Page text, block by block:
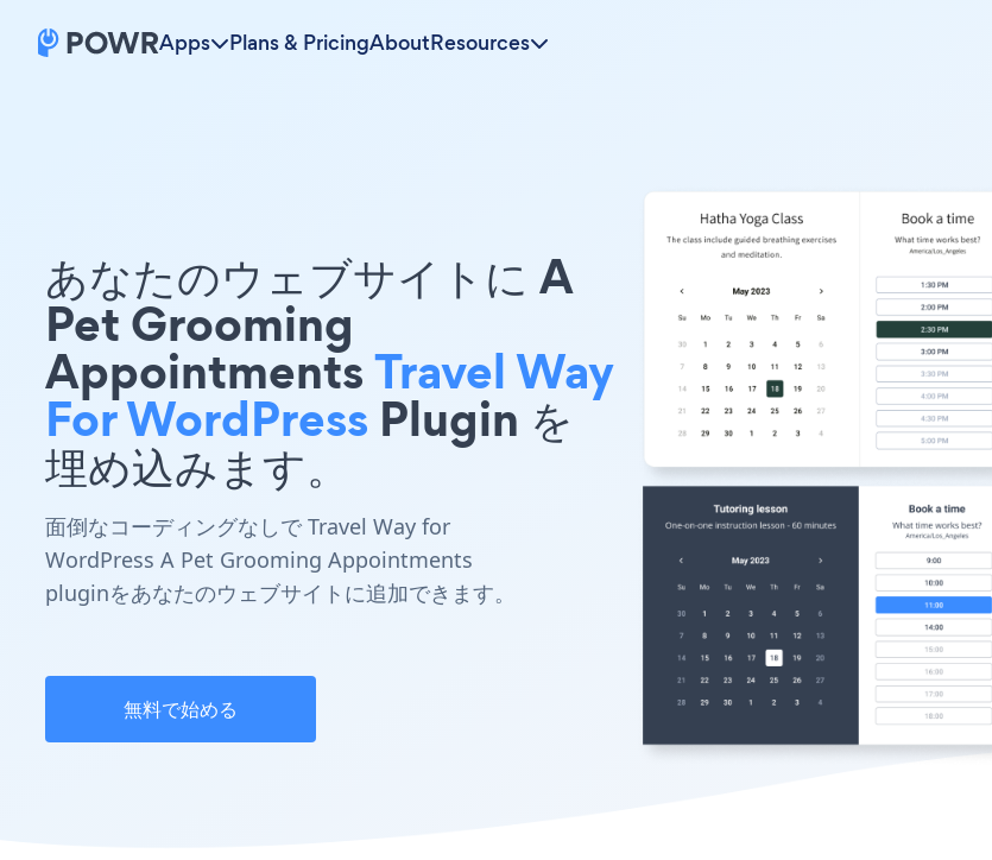
Apps Plans & PricingAboutResources
あなたのウェブサイトに A
Pet Grooming
AppointmentsTravel Way
For WordPress Plugin を
埋め込みます。
面倒なコーディングなしで Travel Way for
WordPress A Pet Grooming Appointments
pluginをあなたのウェブサイトに追加できます。
無料で始める